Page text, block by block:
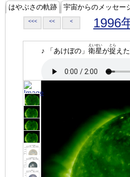
はやぶさの軌跡 宇宙からのメッセー
<<< << < 1996
♪ 「あけぼの」 衛星
えいせい
が捉
とら
えた